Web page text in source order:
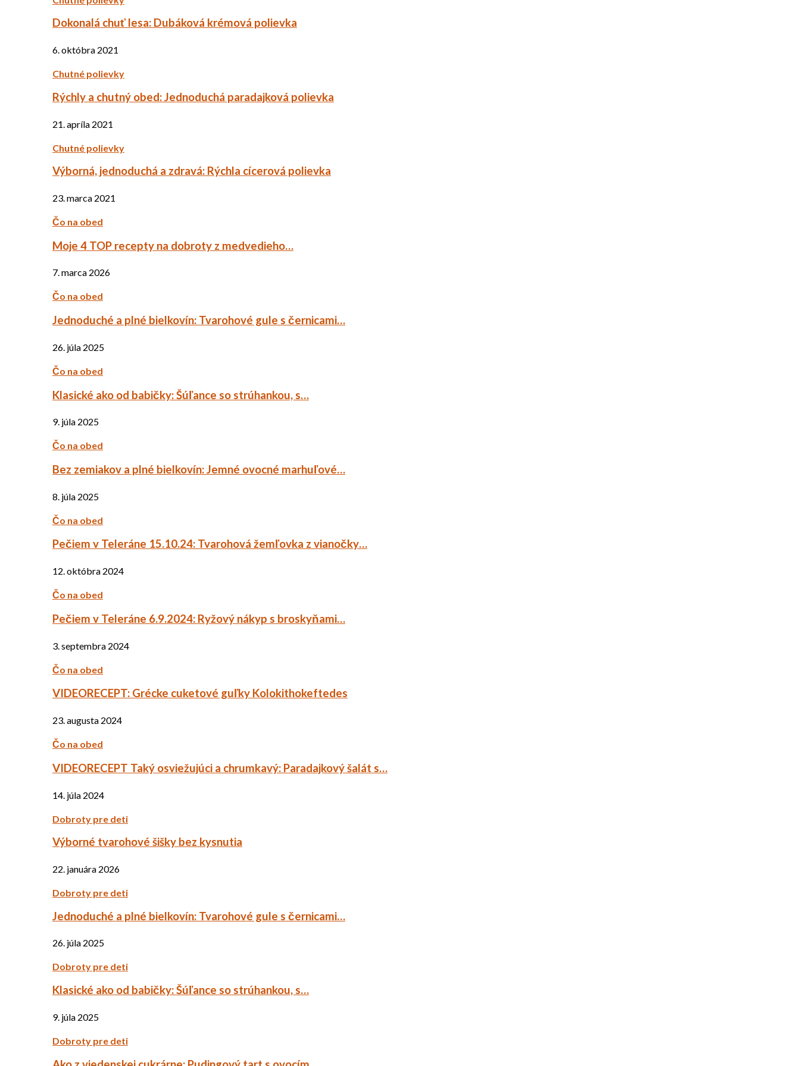
Dokonalá chuť lesa: Dubáková krémová polievka
6. októbra 2021
Chutné polievky
Rýchly a chutný obed: Jednoduchá paradajková polievka
21. apríla 2021
Chutné polievky
Výborná, jednoduchá a zdravá: Rýchla cícerová polievka
23. marca 2021
Čo na obed
Moje 4 TOP recepty na dobroty z medvedieho…
7. marca 2026
Čo na obed
Jednoduché a plné bielkovín: Tvarohové gule s černicami…
26. júla 2025
Čo na obed
Klasické ako od babičky: Šúľance so strúhankou, s…
9. júla 2025
Čo na obed
Bez zemiakov a plné bielkovín: Jemné ovocné marhuľové…
8. júla 2025
Čo na obed
Pečiem v Teleráne 15.10.24: Tvarohová žemľovka z vianočky…
12. októbra 2024
Čo na obed
Pečiem v Teleráne 6.9.2024: Ryžový nákyp s broskyňami…
3. septembra 2024
Čo na obed
VIDEORECEPT: Grécke cuketové guľky Kolokithokeftedes
23. augusta 2024
Čo na obed
VIDEORECEPT Taký osviežujúci a chrumkavý: Paradajkový šalát s…
14. júla 2024
Dobroty pre deti
Výborné tvarohové šišky bez kysnutia
22. januára 2026
Dobroty pre deti
Jednoduché a plné bielkovín: Tvarohové gule s černicami…
26. júla 2025
Dobroty pre deti
Klasické ako od babičky: Šúľance so strúhankou, s…
9. júla 2025
Dobroty pre deti